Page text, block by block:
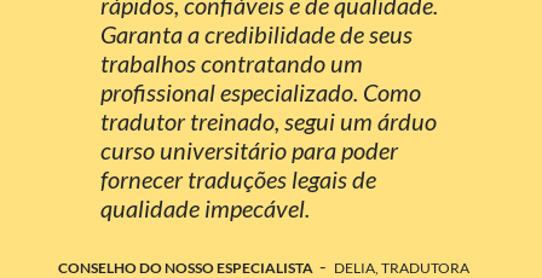
Garanta a credibilidade de seus
trabalhos contratando um
profissional especializado. Como
tradutor treinado, segui um árduo
curso universitário para poder
fornecer traduções legais de
qualidade impecável.
CONSELHO DO NOSSO ESPECIALISTA - DELIA, TRADUTORA